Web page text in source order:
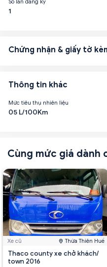
Số lần đăng ký
1
Chứng nhận & giấy tờ
Thông tin khác
Mức tiêu thụ nhiên liệu
05 L/100Km
Cùng mức giá dành
Xe cũ Thừa Thiên Huế
Thaco county xe chở khách/
town 2016